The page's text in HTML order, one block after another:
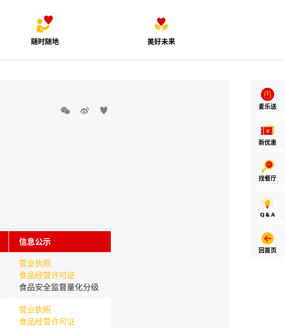
随时随地 美好未来
麦乐送
新优惠
找餐厅
Q & A
回首页
  
信息公示
营业执照
食品经营许可证
食品安全监督量化分级
营业执照
食品经营许可证